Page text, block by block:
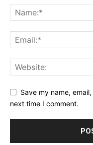
Save my name,
next time I comment.